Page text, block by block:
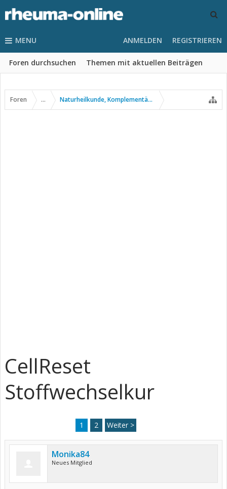
MENU
Foren durchsuchen Themen mit aktuellen Beiträgen
ANMELDEN REGISTRIEREN
Foren ... Naturheilkunde, Komplementär- u. Alternativmedizin
CellReset
Stoffwechselkur
1 2 Weiter >
Monika84
Neues Mitglied